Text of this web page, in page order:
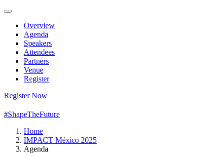
Overview
Agenda
Speakers
Attendees
Partners
Venue
Register
Register Now
#ShapeTheFuture
Home
IMPACT México 2025
Agenda